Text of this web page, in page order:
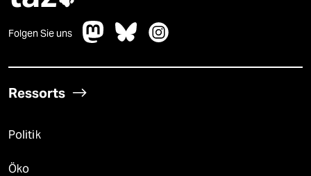
Folgen Sie uns
Ressorts
Politik
Öko